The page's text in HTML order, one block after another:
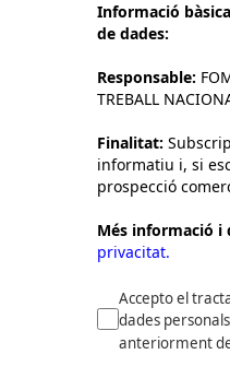
Informació
de dades:
Responsable:
TREBALL
Finalitat:
informatiu i, si
prospecció
Més informació i
privacitat.
Accepto el
dades
anteriorment